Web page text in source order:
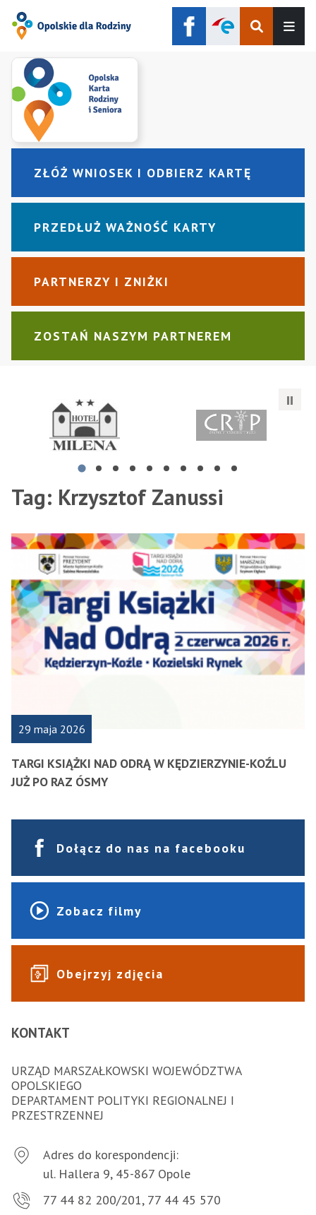
Szukaj
ZŁÓŻ WNIOSEK I ODBIERZ KARTĘ
PRZEDŁUŻ WAŻNOŚĆ KARTY
PARTNERZY I ZNIŻKI
ZOSTAŃ NASZYM PARTNEREM
Tag: Krzysztof Zanussi
29 maja 2026
TARGI KSIĄŻKI NAD ODRĄ W KĘDZIERZYNIE-KOŹLU
JUŻ PO RAZ ÓSMY
Dołącz do nas na facebooku
Zobacz filmy
Obejrzyj zdjęcia
KONTAKT
URZĄD MARSZAŁKOWSKI WOJEWÓDZTWA
OPOLSKIEGO
DEPARTAMENT POLITYKI REGIONALNEJ I
PRZESTRZENNEJ
Adres do korespondencji:
ul. Hallera 9, 45-867 Opole
77 44 82 200/201, 77 44 45 570